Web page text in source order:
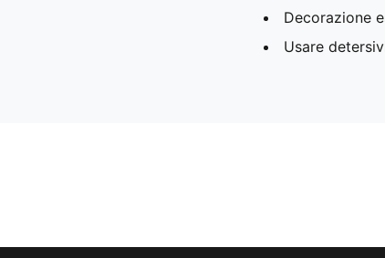
Decorazione
Usare